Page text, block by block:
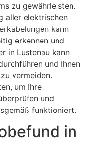
zu gewährleisten.
aller elektrischen
kann
erkennen und
in Lustenau kann
und Ihnen
vermeiden.
um Ihre
und
funktioniert.
in